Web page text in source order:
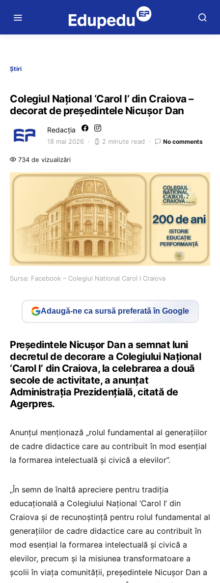
Știri
Colegiul Naţional ‘Carol I’ din Craiova –
decorat de preşedintele Nicuşor Dan
Redacția
18 mai 2026 2 minute read No comments
734 de vizualizări
Sursa: Facebook – Colegiul National Carol I Craiova
Adaugă-ne ca sursă preferată în Google
Preşedintele Nicuşor Dan a semnat luni
decretul de decorare a Colegiului Naţional
‘Carol I’ din Craiova, la celebrarea a două
secole de activitate, a anunţat
Administraţia Prezidenţială, citată de
Agerpres.
Anunțul menționază „rolul fundamental al generaţiilor
de cadre didactice care au contribuit în mod esenţial
la formarea intelectuală şi civică a elevilor”.
„În semn de înaltă apreciere pentru tradiţia
educaţională a Colegiului Naţional ‘Carol I’ din
Craiova şi de recunoştinţă pentru rolul fundamental al
generaţiilor de cadre didactice care au contribuit în
mod esenţial la formarea intelectuală şi civică a
elevilor, precum şi la misiunea transformatoare a
şcolii în viaţa comunităţii, preşedintele Nicuşor Dan a